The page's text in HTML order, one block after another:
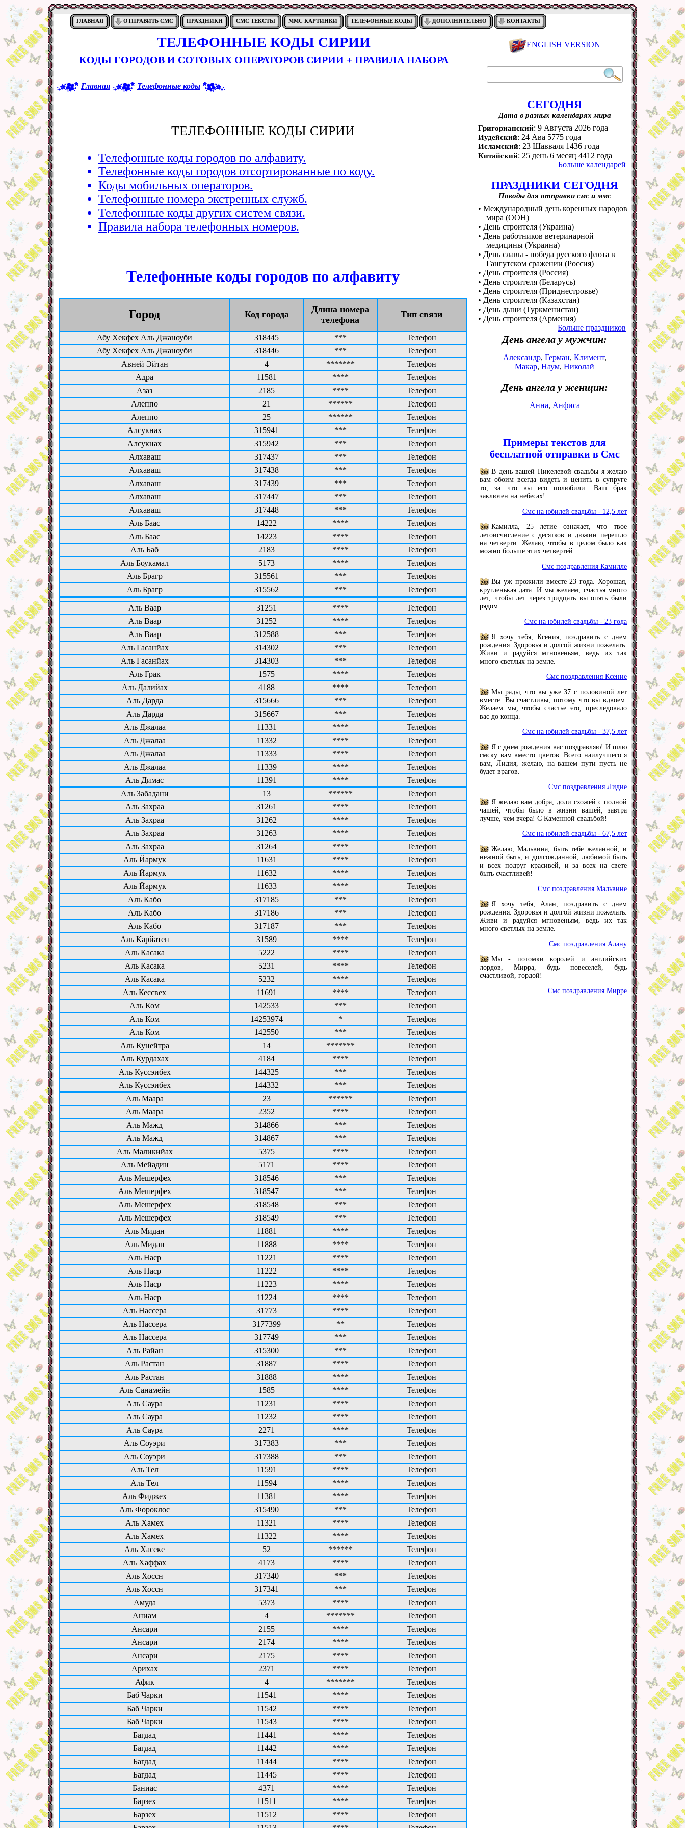
ГЛАВНАЯ ОТПРАВИТЬ СМС ПРАЗДНИКИ СМС ТЕКСТЫ ММС КАРТИНКИ ТЕЛЕФОННЫЕ КОДЫ ДОПОЛНИТЕЛЬНО КОНТАКТЫ
ТЕЛЕФОННЫЕ КОДЫ СИРИИ
КОДЫ ГОРОДОВ И СОТОВЫХ ОПЕРАТОРОВ СИРИИ + ПРАВИЛА НАБОРА
Главная Телефонные коды
ТЕЛЕФОННЫЕ КОДЫ СИРИИ
Телефонные коды городов по алфавиту.
Телефонные коды городов отсортированные по коду.
Коды мобильных операторов.
Телефонные номера экстренных служб.
Телефонные коды других систем связи.
Правила набора телефонных номеров.
Телефонные коды городов по алфавиту
Город Код города
Длина номера
телефона
Тип связи
Абу Хекфех Аль Джаноуби 318445 ***
Телефон
Абу Хекфех Аль Джаноуби
318446 ***
Телефон
Авней Эйтан
4 *******
Телефон
Адра
11581 ****
Телефон
Азаз
2185 ****
Телефон
Алеппо
21 ******
Телефон
Алеппо
25 ******
Телефон
Алсукнах
315941 ***
Телефон
Алсукнах
315942 ***
Телефон
Алхаваш
317437 ***
Телефон
Алхаваш
317438 ***
Телефон
Алхаваш
317439 ***
Телефон
Алхаваш
317447 ***
Телефон
Алхаваш
317448 ***
Телефон
Аль Баас
14222 ****
Телефон
Аль Баас
14223 ****
Телефон
Аль Баб
2183 ****
Телефон
Аль Боукамал
5173 ****
Телефон
Аль Брагр
315561 ***
Телефон
Аль Брагр
315562 *** Телефон
Аль Ваар 31251 ****
Телефон
Аль Ваар
31252 ****
Телефон
Аль Ваар
312588 ***
Телефон
Аль Гасанйах
314302 ***
Телефон
Аль Гасанйах
314303 ***
Телефон
Аль Грак
1575 ****
Телефон
Аль Далийах
4188 ****
Телефон
Аль Дарда
315666 ***
Телефон
Аль Дарда
315667 ***
Телефон
Аль Джалаа
11331 ****
Телефон
Аль Джалаа
11332 ****
Телефон
Аль Джалаа
11333 ****
Телефон
Аль Джалаа
11339 ****
Телефон
Аль Димас
11391 ****
Телефон
Аль Забадани
13 ******
Телефон
Аль Захраа
31261 ****
Телефон
Аль Захраа
31262 ****
Телефон
Аль Захраа
31263 ****
Телефон
Аль Захраа
31264 ****
Телефон
Аль Йармук
11631 ****
Телефон
Аль Йармук
11632 ****
Телефон
Аль Йармук
11633 ****
Телефон
Аль Кабо
317185 ***
Телефон
Аль Кабо
317186 ***
Телефон
Аль Кабо
317187 ***
Телефон
Аль Карйатен
31589 ****
Телефон
Аль Касака
5222 ****
Телефон
Аль Касака
5231 ****
Телефон
Аль Касака
5232 ****
Телефон
Аль Кессвех
11691 ****
Телефон
Аль Ком
142533 ***
Телефон
Аль Ком
14253974 *
Телефон
Аль Ком
142550 ***
Телефон
Аль Кунейтра
14 *******
Телефон
Аль Курдахах
4184 ****
Телефон
Аль Куссэибех
144325 ***
Телефон
Аль Куссэибех
144332 ***
Телефон
Аль Маара
23 ******
Телефон
Аль Маара
2352 ****
Телефон
Аль Мажд
314866 ***
Телефон
Аль Мажд
314867 ***
Телефон
Аль Маликийах
5375 ****
Телефон
Аль Мейадин
5171 ****
Телефон
Аль Мешерфех
318546 ***
Телефон
Аль Мешерфех
318547 ***
Телефон
Аль Мешерфех
318548 ***
Телефон
Аль Мешерфех
318549 ***
Телефон
Аль Мидан
11881 ****
Телефон
Аль Мидан
11888 ****
Телефон
Аль Наср
11221 ****
Телефон
Аль Наср
11222 ****
Телефон
Аль Наср
11223 ****
Телефон
Аль Наср
11224 ****
Телефон
Аль Нассера
31773 ****
Телефон
Аль Нассера
3177399 **
Телефон
Аль Нассера
317749 ***
Телефон
Аль Райан
315300 ***
Телефон
Аль Растан
31887 ****
Телефон
Аль Растан
31888 ****
Телефон
Аль Санамейн
1585 ****
Телефон
Аль Саура
11231 ****
Телефон
Аль Саура
11232 ****
Телефон
Аль Саура
2271 ****
Телефон
Аль Соуэри
317383 ***
Телефон
Аль Соуэри
317388 ***
Телефон
Аль Тел
11591 ****
Телефон
Аль Тел
11594 ****
Телефон
Аль Фиджех
11381 ****
Телефон
Аль Фороклос
315490 ***
Телефон
Аль Хамех
11321 ****
Телефон
Аль Хамех
11322 ****
Телефон
Аль Хасеке
52 ******
Телефон
Аль Хаффах
4173 ****
Телефон
Аль Хоссн
317340 ***
Телефон
Аль Хоссн
317341 ***
Телефон
Амуда
5373 ****
Телефон
Аниам
4 *******
Телефон
Ансари
2155 ****
Телефон
Ансари
2174 ****
Телефон
Ансари
2175 ****
Телефон
Арихах
2371 ****
Телефон
Афик
4 *******
Телефон
Баб Чарки
11541 ****
Телефон
Баб Чарки
11542 ****
Телефон
Баб Чарки
11543 ****
Телефон
Багдад
11441 ****
Телефон
Багдад
11442 ****
Телефон
Багдад
11444 ****
Телефон
Багдад
11445 ****
Телефон
Баниас
4371 ****
Телефон
Барзех
11511 ****
Телефон
Барзех
11512 ****
Телефон
ENGLISH VERSION
СЕГОДНЯ
Дата в разных календарях мира
Григорианский: 9 Августа 2026 года
Иудейский: 24 Ава 5775 года
Исламский: 23 Шавваля 1436 года
Китайский: 25 день 6 месяц 4412 года
Больше календарей
ПРАЗДНИКИ СЕГОДНЯ
Поводы для отправки смс и ммс
• Международный день коренных народов
мира (ООН)
• День строителя (Украина)
• День работников ветеринарной
медицины (Украина)
• День славы - победа русского флота в
Гангутском сражении (Россия)
• День строителя (Россия)
• День строителя (Беларусь)
• День строителя (Приднестровье)
• День строителя (Казахстан)
• День дыни (Туркменистан)
• День строителя (Армения)
Больше праздников
День ангела у мужчин:
Александр, Герман, Климент,
Макар, Наум, Николай
День ангела у женщин:
Анна, Анфиса
Примеры текстов для
бесплатной отправки в Смс
В день вашей Никелевой свадьбы я желаю
вам обоим всегда видеть и ценить в супруге
то, за что вы его полюбили. Ваш брак
заключен на небесах!
Смс на юбилей свадьбы - 12,5 лет
Камилла, 25 летие означает, что твое
летоисчисление с десятков и дюжин перешло
на четверти. Желаю, чтобы в целом было как
можно больше этих четвертей.
Смс поздравления Камилле
Вы уж прожили вместе 23 года. Хорошая,
кругленькая дата. И мы желаем, счастья много
лет, чтобы лет через тридцать вы опять были
рядом.
Смс на юбилей свадьбы - 23 года
Я хочу тебя, Ксения, поздравить с днем
рождения. Здоровья и долгой жизни пожелать.
Живи и радуйся мгновеньям, ведь их так
много светлых на земле.
Смс поздравления Ксение
Мы рады, что вы уже 37 с половиной лет
вместе. Вы счастливы, потому что вы вдвоем.
Желаем мы, чтобы счастье это, преследовало
вас до конца.
Смс на юбилей свадьбы - 37,5 лет
Я с днем рождения вас поздравляю! И шлю
смску вам вместо цветов. Всего наилучшего я
вам, Лидия, желаю, на вашем пути пусть не
будет врагов.
Смс поздравления Лидие
Я желаю вам добра, доли схожей с полной
чашей, чтобы было в жизни вашей, завтра
лучше, чем вчера! С Каменной свадьбой!
Смс на юбилей свадьбы - 67,5 лет
Желаю, Мальвина, быть тебе желанной, и
нежной быть, и долгожданной, любимой быть
и всех подруг красивей, и за всех на свете
быть счастливей!
Смс поздравления Мальвине
Я хочу тебя, Алан, поздравить с днем
рождения. Здоровья и долгой жизни пожелать.
Живи и радуйся мгновеньям, ведь их так
много светлых на земле.
Смс поздравления Алану
Мы - потомки королей и английских
лордов, Мирра, будь повеселей, будь
счастливой, гордой!
Смс поздравления Мирре